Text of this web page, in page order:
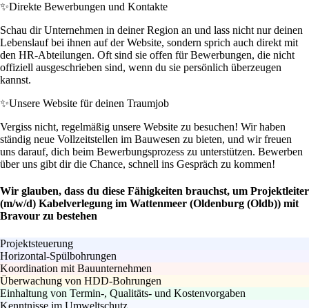
✨Direkte Bewerbungen und Kontakte
Schau dir Unternehmen in deiner Region an und lass nicht nur deinen
Lebenslauf bei ihnen auf der Website, sondern sprich auch direkt mit
den HR-Abteilungen. Oft sind sie offen für Bewerbungen, die nicht
offiziell ausgeschrieben sind, wenn du sie persönlich überzeugen
kannst.
✨Unsere Website für deinen Traumjob
Vergiss nicht, regelmäßig unsere Website zu besuchen! Wir haben
ständig neue Vollzeitstellen im Bauwesen zu bieten, und wir freuen
uns darauf, dich beim Bewerbungsprozess zu unterstützen. Bewerben
über uns gibt dir die Chance, schnell ins Gespräch zu kommen!
Wir glauben, dass du diese Fähigkeiten brauchst, um Projektleiter
(m/w/d) Kabelverlegung im Wattenmeer (Oldenburg (Oldb)) mit
Bravour zu bestehen
Projektsteuerung
Horizontal-Spülbohrungen
Koordination mit Bauunternehmen
Überwachung von HDD-Bohrungen
Einhaltung von Termin-, Qualitäts- und Kostenvorgaben
Kenntnisse im Umweltschutz